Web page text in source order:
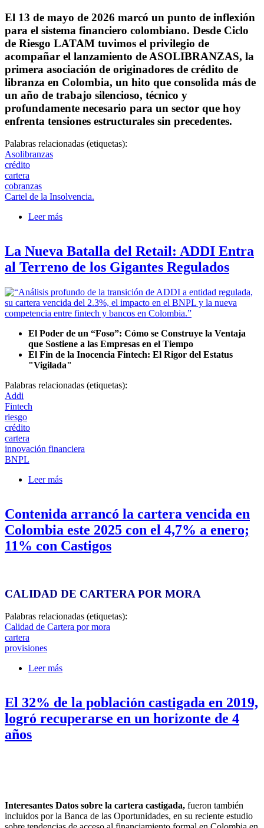
El 13 de mayo de 2026 marcó un punto de inflexión
para el sistema financiero colombiano. Desde Ciclo
de Riesgo LATAM tuvimos el privilegio de
acompañar el lanzamiento de ASOLIBRANZAS, la
primera asociación de originadores de crédito de
libranza en Colombia, un hito que consolida más de
un año de trabajo silencioso, técnico y
profundamente necesario para un sector que hoy
enfrenta tensiones estructurales sin precedentes.
Palabras relacionadas (etiquetas):
Asolibranzas
crédito
cartera
cobranzas
Cartel de la Insolvencia.
Leer más
La Nueva Batalla del Retail: ADDI Entra
al Terreno de los Gigantes Regulados
El Poder de un “Foso”: Cómo se Construye la Ventaja
que Sostiene a las Empresas en el Tiempo
El Fin de la Inocencia Fintech: El Rigor del Estatus
"Vigilada"
Palabras relacionadas (etiquetas):
Addi
Fintech
riesgo
crédito
cartera
innovación financiera
BNPL
Leer más
Contenida arrancó la cartera vencida en
Colombia este 2025 con el 4,7% a enero;
11% con Castigos
CALIDAD DE CARTERA POR MORA
Palabras relacionadas (etiquetas):
Calidad de Cartera por mora
cartera
provisiones
Leer más
El 32% de la población castigada en 2019,
logró recuperarse en un horizonte de 4
años
Interesantes Datos sobre la cartera castigada, fueron también
incluidos por la Banca de las Oportunidades, en su reciente estudio